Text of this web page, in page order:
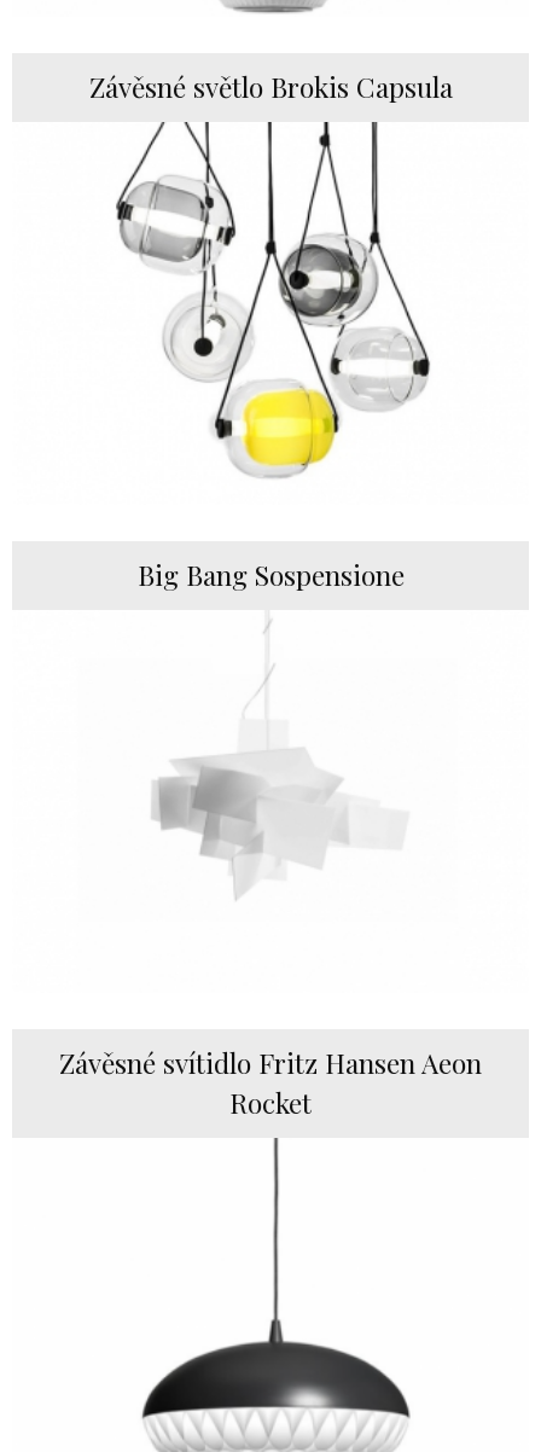
Závěsné světlo Brokis Capsula
Big Bang Sospensione
Závěsné svítidlo Fritz Hansen Aeon
Rocket